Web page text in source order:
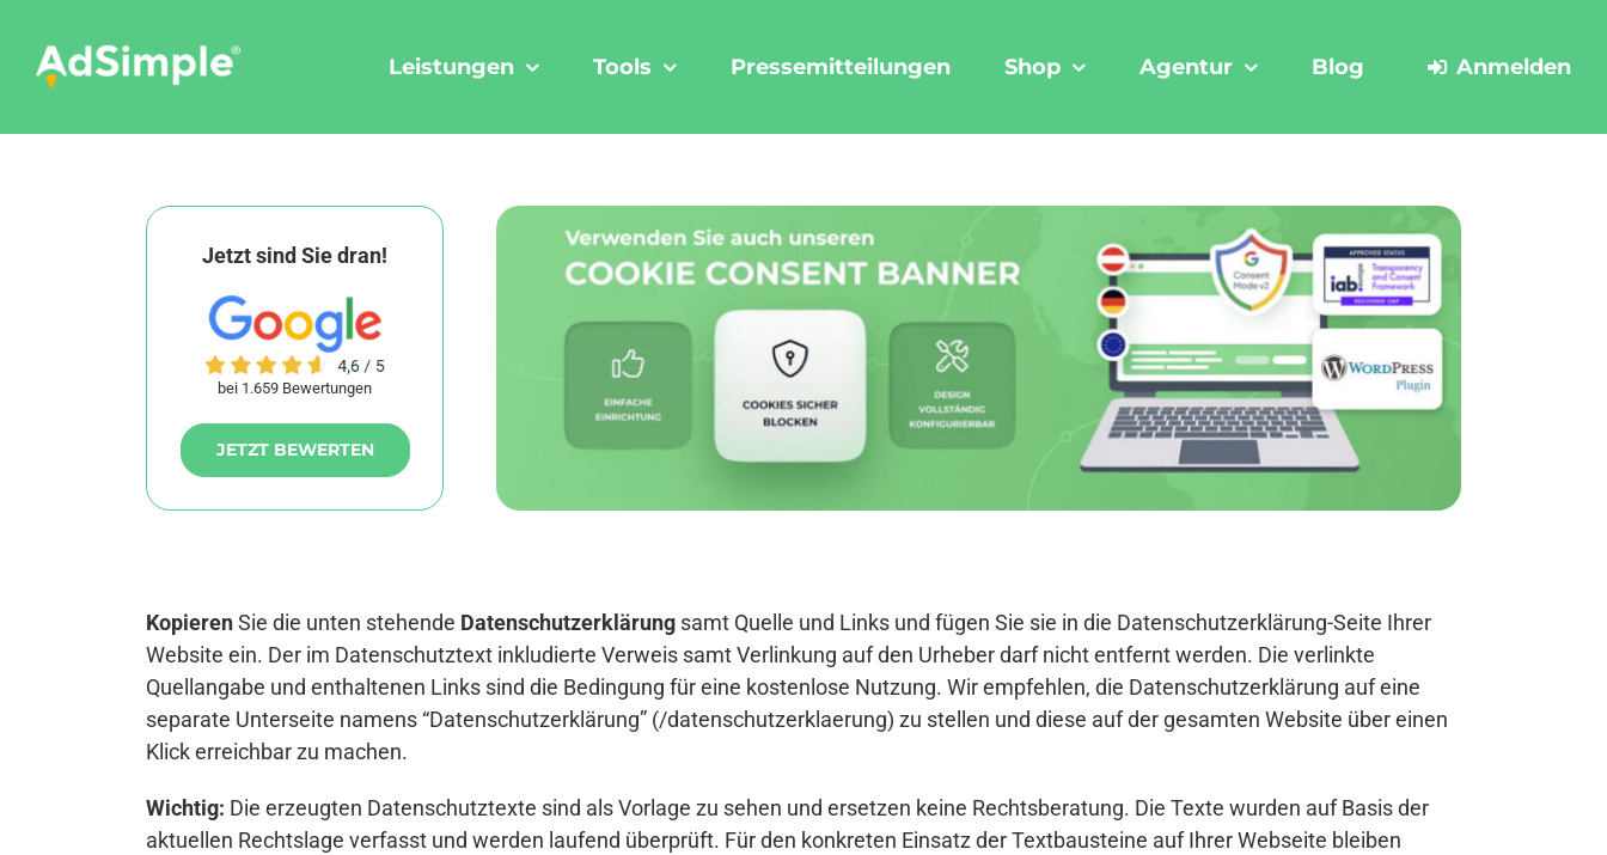
content
Leistungen Tools Pressemitteilungen Shop Agentur Blog Anmelden
Jetzt sind Sie dran!
bei 1.659 Bewertungen
JETZT BEWERTEN
KopierenSie die unten stehende Datenschutzerklärung samt Quelle und Links und fügen Sie sie in die Datenschutzerklärung-Seite Ihrer
Website ein. Der im Datenschutztext inkludierte Verweis samt Verlinkung auf den Urheber darf nicht entfernt werden. Die verlinkte
Quellangabe und enthaltenen Links sind die Bedingung für eine kostenlose Nutzung. Wir empfehlen, die Datenschutzerklärung auf eine
separate Unterseite namens “Datenschutzerklärung” (/datenschutzerklaerung) zu stellen und diese auf der gesamten Website über einen
Klick erreichbar zu machen.
Wichtig: Die erzeugten Datenschutztexte sind als Vorlage zu sehen und ersetzen keine Rechtsberatung. Die Texte wurden auf Basis der
aktuellen Rechtslage verfasst und werden laufend überprüft. Für den konkreten Einsatz der Textbausteine auf Ihrer Webseite bleiben